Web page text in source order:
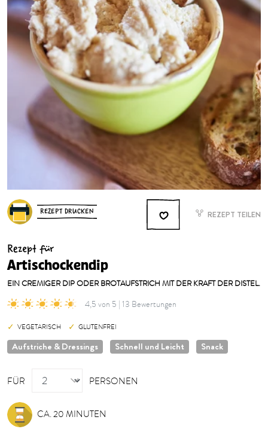
REZEPT DRUCKEN REZEPT TEILEN
Rezept für
Artischockendip
EIN CREMIGER DIP ODER BROTAUFSTRICH MIT DER KRAFT DER DISTEL.
4,5 von 5 | 13 Bewertungen
VEGETARISCH GLUTENFREI
Aufstriche & Dressings Schnell und Leicht Snack
FÜR
PERSONEN
PERSONEN
CA. 20 MINUTEN